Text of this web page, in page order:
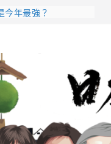
今日放榜！𝟳𝟵𝟯 款
今年最強？
市背後的密碼
說上手 – 山形純米大
承 ～ くどき上手
示 (GI) 認定一覽表